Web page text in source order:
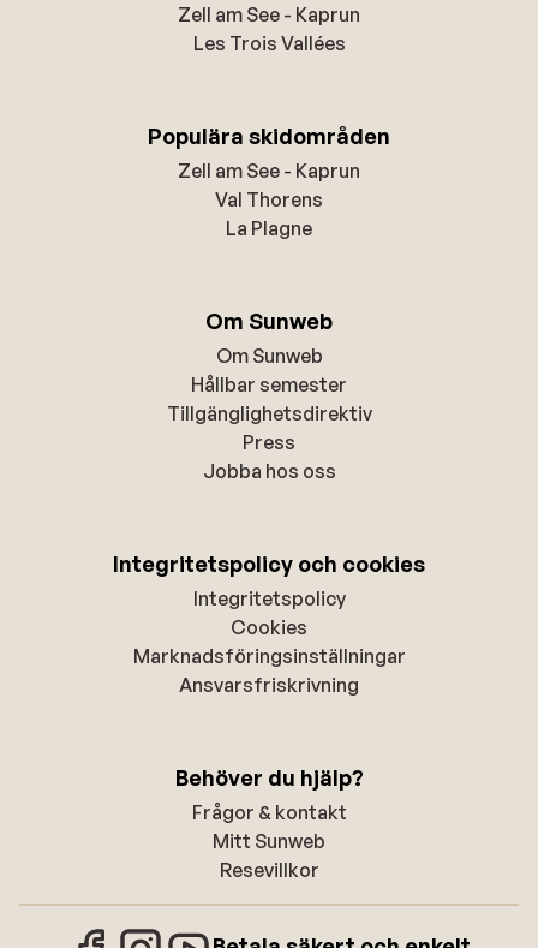
Zell am See - Kaprun
Les Trois Vallées
Populära skidområden
Zell am See - Kaprun
Val Thorens
La Plagne
Om Sunweb
Om Sunweb
Hållbar semester
Tillgänglighetsdirektiv
Press
Jobba hos oss
Integritetspolicy och cookies
Integritetspolicy
Cookies
Marknadsföringsinställningar
Ansvarsfriskrivning
Behöver du hjälp?
Frågor & kontakt
Mitt Sunweb
Resevillkor